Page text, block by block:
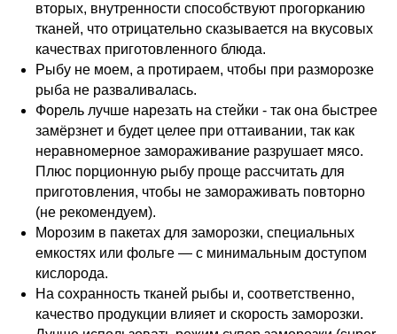
вторых, внутренности способствуют прогорканию
тканей, что отрицательно сказывается на вкусовых
качествах приготовленного блюда.
Рыбу не моем, а протираем, чтобы при разморозке
рыба не разваливалась.
Форель лучше нарезать на стейки - так она быстрее
замёрзнет и будет целее при оттаивании, так как
неравномерное замораживание разрушает мясо.
Плюс порционную рыбу проще рассчитать для
приготовления, чтобы не замораживать повторно
(не рекомендуем).
Морозим в пакетах для заморозки, специальных
емкостях или фольге — с минимальным доступом
кислорода.
На сохранность тканей рыбы и, соответственно,
качество продукции влияет и скорость заморозки.